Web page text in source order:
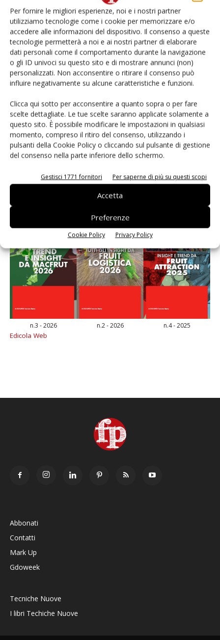
Per fornire le migliori esperienze, noi e i nostri partner
utilizziamo tecnologie come i cookie per memorizzare e/o
accedere alle informazioni del dispositivo. Il consenso a queste
tecnologie permetterà a noi e ai nostri partner di elaborare
dati personali come il comportamento durante la navigazione
o gli ID univoci su questo sito e di mostrare annunci (non)
personalizzati. Non acconsentire o ritirare il consenso può
influire negativamente su alcune caratteristiche e funzioni.
Clicca qui sotto per acconsentire a quanto sopra o per fare
scelte dettagliate. Le tue scelte saranno applicate solamente a
questo sito. È possibile modificare le impostazioni in qualsiasi
momento, compreso il ritiro del consenso, utilizzando i
pulsanti della Cookie Policy o cliccando sul pulsante di gestione
del consenso nella parte inferiore dello schermo.
Gestisci 1771 fornitori Per saperne di più su questi scopi
Accetta
Preferenze
Cookie Policy Privacy Policy
L’ortofrutta di Extra Supermercati tra localismo e
Ai #Repartofresh
Andamento prezzi ortofrutta in Italia al 27 luglio
2026
Leonardo Odorizzi: “Dobbiamo creare stupore nel
punto di vendita” #vocidellortofrutta
n.3 - 2026 n.2 - 2026 n.4 - 2025
Edicola Web
Abbonati
Contatti
Mark Up
Gdoweek
Tecniche Nuove
I libri Techiche Nuove